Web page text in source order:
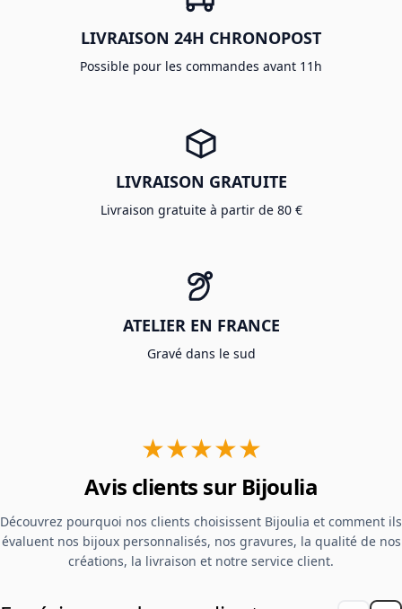
LIVRAISON 24H CHRONOPOST
Possible pour les commandes avant 11h
LIVRAISON GRATUITE
Livraison gratuite à partir de 80 €
ATELIER EN FRANCE
Gravé dans le sud
★★★★★
Avis clients sur Bijoulia
Découvrez pourquoi nos clients choisissent Bijoulia et comment ils
évaluent nos bijoux personnalisés, nos gravures, la qualité de nos
créations, la livraison et notre service client.